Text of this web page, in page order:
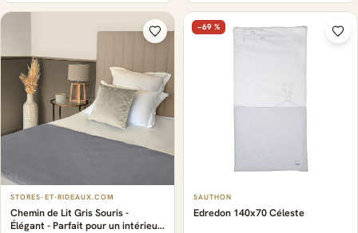
STORES-ET-RIDEAUX.COM
Chemin de Lit Gris Souris -
Élégant - Parfait pour un intérieur
−69 %
SAUTHON
Edredon 140x70 Céleste